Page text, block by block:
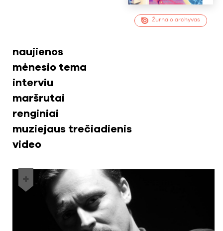
Žurnalo archyvas
naujienos
mėnesio tema
interviu
maršrutai
renginiai
muziejaus trečiadienis
video